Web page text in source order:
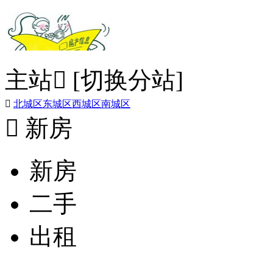
主站 [切换分站]
 北城区东城区西城区南城区
 新房
新房
二手
出租